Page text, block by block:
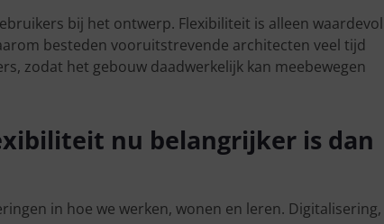
bij het ontwerp. Flexibiliteit is alleen waardevol
besteden vooruitstrevende architecten veel tijd
zodat het gebouw daadwerkelijk kan meebewegen
nu belangrijker is dan
in hoe we werken, wonen en leren. Digitalisering,